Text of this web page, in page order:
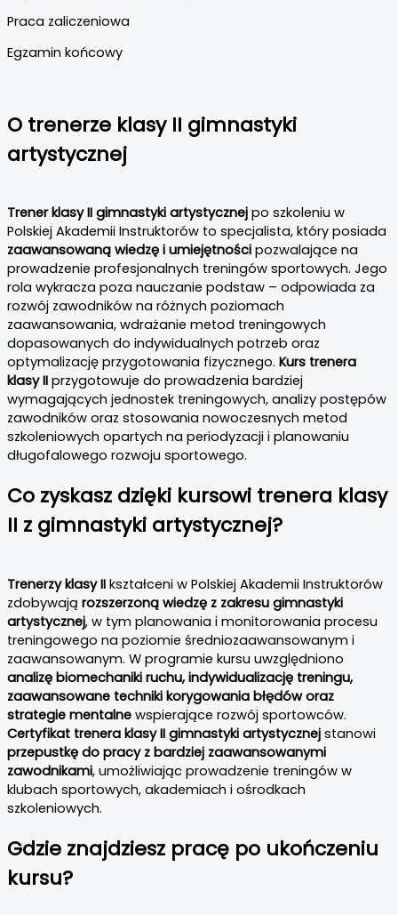
Praca zaliczeniowa
Egzamin końcowy
O trenerze klasy II gimnastyki
artystycznej
Trener klasy II gimnastyki artystycznej po szkoleniu w
Polskiej Akademii Instruktorów to specjalista, który posiada
zaawansowaną wiedzę i umiejętności pozwalające na
prowadzenie profesjonalnych treningów sportowych. Jego
rola wykracza poza nauczanie podstaw – odpowiada za
rozwój zawodników na różnych poziomach
zaawansowania, wdrażanie metod treningowych
dopasowanych do indywidualnych potrzeb oraz
optymalizację przygotowania fizycznego. Kurs trenera
klasy II przygotowuje do prowadzenia bardziej
wymagających jednostek treningowych, analizy postępów
zawodników oraz stosowania nowoczesnych metod
szkoleniowych opartych na periodyzacji i planowaniu
długofalowego rozwoju sportowego.
Co zyskasz dzięki kursowi trenera klasy
II z gimnastyki artystycznej?
Trenerzy klasy II kształceni w Polskiej Akademii Instruktorów
zdobywają rozszerzoną wiedzę z zakresu gimnastyki
artystycznej, w tym planowania i monitorowania procesu
treningowego na poziomie średniozaawansowanym i
zaawansowanym. W programie kursu uwzględniono
analizę biomechaniki ruchu, indywidualizację treningu,
zaawansowane techniki korygowania błędów oraz
strategie mentalne wspierające rozwój sportowców.
Certyfikat trenera klasy II gimnastyki artystycznej stanowi
przepustkę do pracy z bardziej zaawansowanymi
zawodnikami, umożliwiając prowadzenie treningów w
klubach sportowych, akademiach i ośrodkach
szkoleniowych.
Gdzie znajdziesz pracę po ukończeniu
kursu?